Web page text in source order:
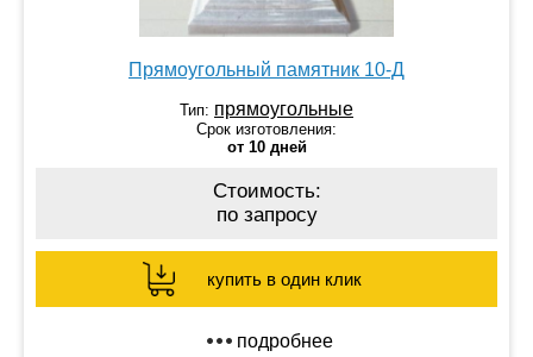
Прямоугольный памятник 10-Д
Тип: прямоугольные
Срок изготовления:
от 10 дней
Стоимость:
по запросу
купить в один клик
подробнее